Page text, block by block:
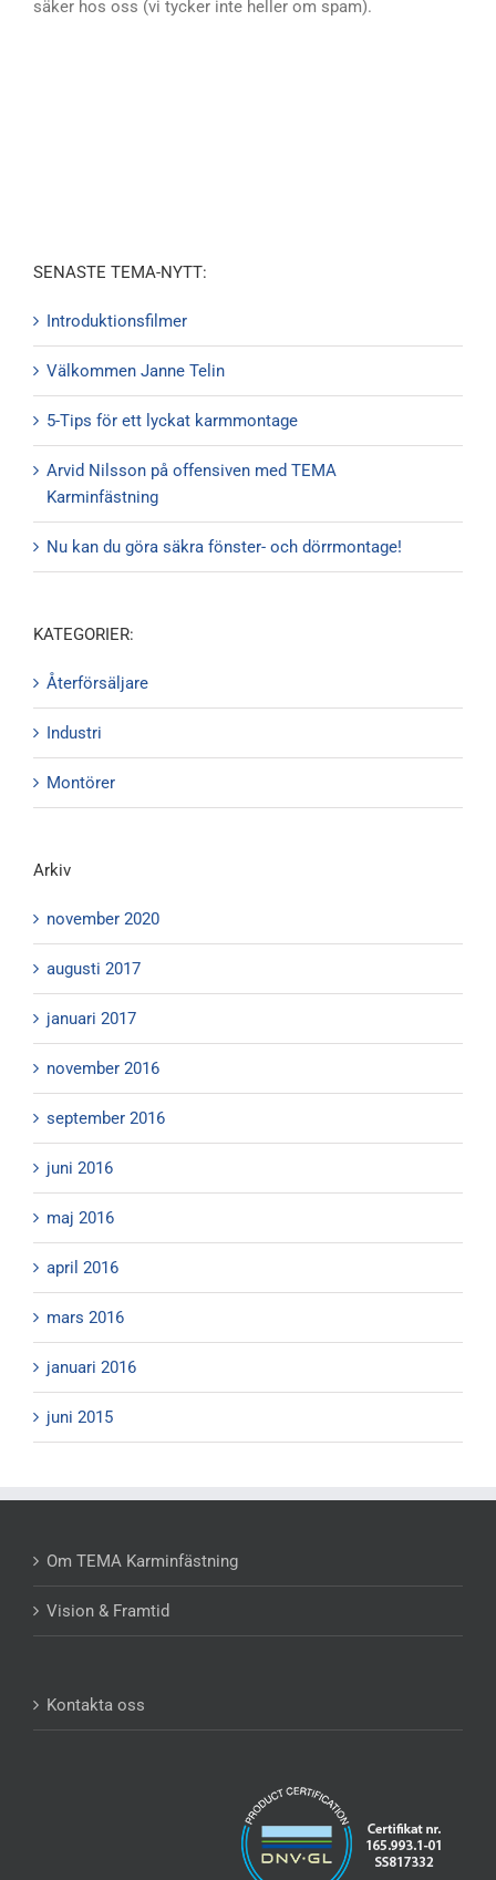
säker hos oss (vi tycker inte heller om spam).
SENASTE TEMA-NYTT:
Introduktionsfilmer
Välkommen Janne Telin
5-Tips för ett lyckat karmmontage
Arvid Nilsson på offensiven med TEMA
Karminfästning
Nu kan du göra säkra fönster- och dörrmontage!
KATEGORIER:
Återförsäljare
Industri
Montörer
Arkiv
november 2020
augusti 2017
januari 2017
november 2016
september 2016
juni 2016
maj 2016
april 2016
mars 2016
januari 2016
juni 2015
Om TEMA Karminfästning
Vision & Framtid
Kontakta oss